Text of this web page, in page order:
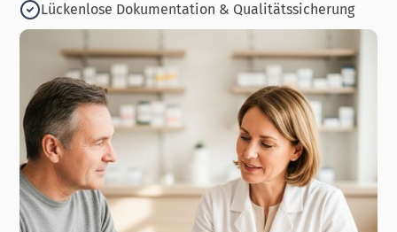
Lückenlose Dokumentation & Qualitätssicherung